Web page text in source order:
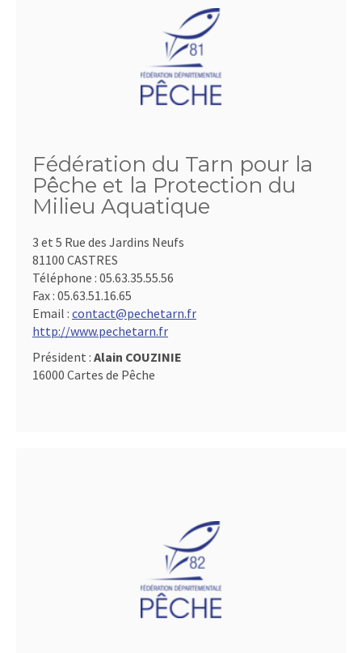
Fédération du Tarn pour la
Pêche et la Protection du
Milieu Aquatique
3 et 5 Rue des Jardins Neufs
81100 CASTRES
Téléphone : 05.63.35.55.56
Fax : 05.63.51.16.65
Email : contact@pechetarn.fr
http://www.pechetarn.fr
Président : Alain COUZINIE
16000 Cartes de Pêche